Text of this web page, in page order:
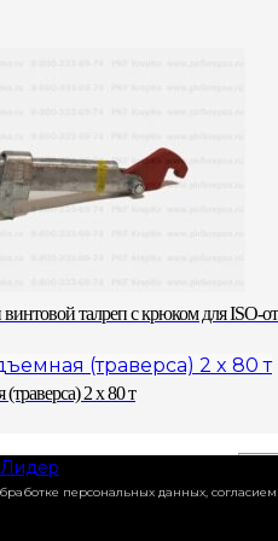
талреп с крюком для ISO-
2 x 80 т
персональных данных,